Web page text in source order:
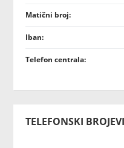
Matični broj:
Iban:
Telefon centrala:
TELEFONSKI BROJEVI